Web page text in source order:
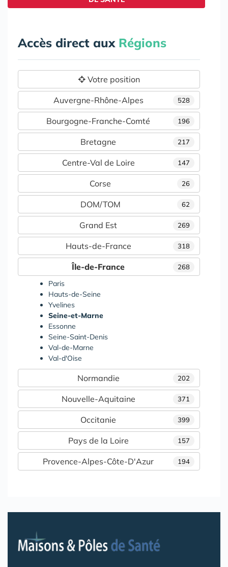
Accès direct aux Régions
Votre position
528
Auvergne-Rhône-Alpes
196
Bourgogne-Franche-Comté
217
Bretagne
147
Centre-Val de Loire
26
Corse
62
DOM/TOM
269
Grand Est
318
Hauts-de-France
268
Île-de-France
Paris
Hauts-de-Seine
Yvelines
Seine-et-Marne
Essonne
Seine-Saint-Denis
Val-de-Marne
Val-d'Oise
202
Normandie
371
Nouvelle-Aquitaine
399
Occitanie
157
Pays de la Loire
194
Provence-Alpes-Côte-D'Azur